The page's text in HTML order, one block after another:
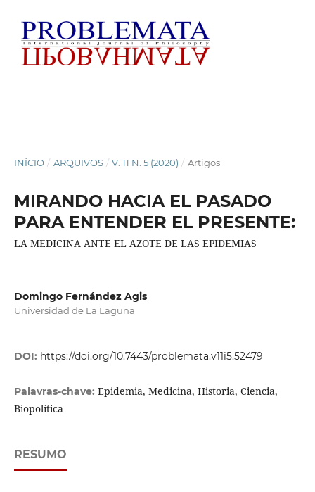
INÍCIO / ARQUIVOS / V. 11 N. 5 (2020) / Artigos
MIRANDO HACIA EL PASADO
PARA ENTENDER EL PRESENTE:
LA MEDICINA ANTE EL AZOTE DE LAS EPIDEMIAS
Domingo Fernández Agis
Universidad de La Laguna
DOI: https://doi.org/10.7443/problemata.v11i5.52479
Palavras-chave: Epidemia, Medicina, Historia, Ciencia,
Biopolítica
RESUMO